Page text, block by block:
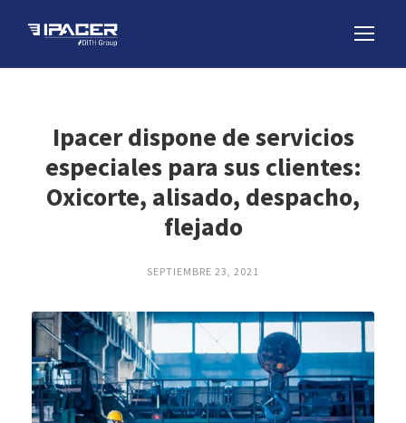
Ipacer dispone de servicios
especiales para sus clientes:
Oxicorte, alisado, despacho,
flejado
SEPTIEMBRE 23, 2021